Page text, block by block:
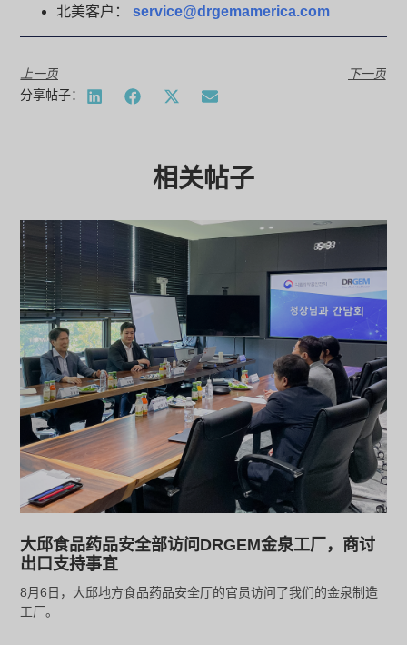
北美客户：service@drgemamerica.com
上一页
下一页
分享帖子：
相关帖子
大邱食品药品安全部访问DRGEM金泉工厂，商讨
出口支持事宜
8月6日，大邱地方食品药品安全厅的官员访问了我们的金泉制造
工厂。